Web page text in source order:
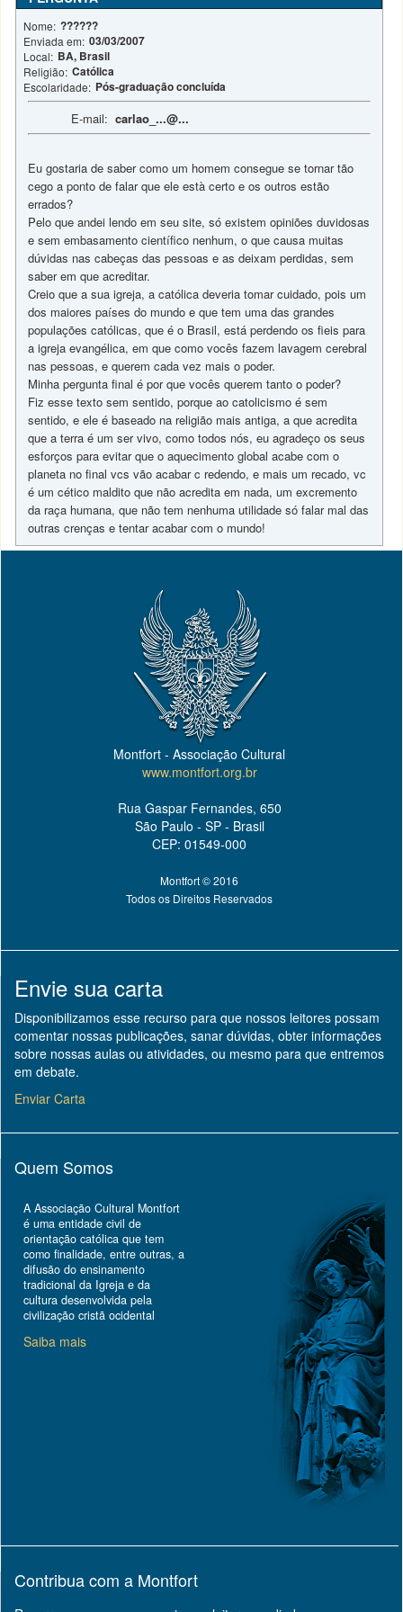
Nome: ??????
Enviada em: 03/03/2007
Local: BA, Brasil
Religião: Católica
Escolaridade: Pós-graduação concluída
E-mail:carlao_...@...
Eu gostaria de saber como um homem consegue se tornar tão
cego a ponto de falar que ele està certo e os outros estão
errados?
Pelo que andei lendo em seu site, só existem opiniões duvidosas
e sem embasamento científico nenhum, o que causa muitas
dúvidas nas cabeças das pessoas e as deixam perdidas, sem
saber em que acreditar.
Creio que a sua igreja, a católica deveria tomar cuidado, pois um
dos maiores países do mundo e que tem uma das grandes
populações católicas, que é o Brasil, está perdendo os fieis para
a igreja evangélica, em que como vocês fazem lavagem cerebral
nas pessoas, e querem cada vez mais o poder.
Minha pergunta final é por que vocês querem tanto o poder?
Fiz esse texto sem sentido, porque ao catolicismo é sem
sentido, e ele é baseado na religião mais antiga, a que acredita
que a terra é um ser vivo, como todos nós, eu agradeço os seus
esforços para evitar que o aquecimento global acabe com o
planeta no final vcs vão acabar c redendo, e mais um recado, vc
é um cético maldito que não acredita em nada, um excremento
da raça humana, que não tem nenhuma utilidade só falar mal das
outras crenças e tentar acabar com o mundo!
Montfort - Associação Cultural
www.montfort.org.br
Rua Gaspar Fernandes, 650
São Paulo - SP - Brasil
CEP: 01549-000
Montfort © 2016
Todos os Direitos Reservados
Envie sua carta
Disponibilizamos esse recurso para que nossos leitores possam
comentar nossas publicações, sanar dúvidas, obter informações
sobre nossas aulas ou atividades, ou mesmo para que entremos
em debate.
Enviar Carta
Quem Somos
A Associação Cultural Montfort
é uma entidade civil de
orientação católica que tem
como finalidade, entre outras, a
difusão do ensinamento
tradicional da Igreja e da
cultura desenvolvida pela
civilização cristã ocidental
Saiba mais
Contribua com a Montfort